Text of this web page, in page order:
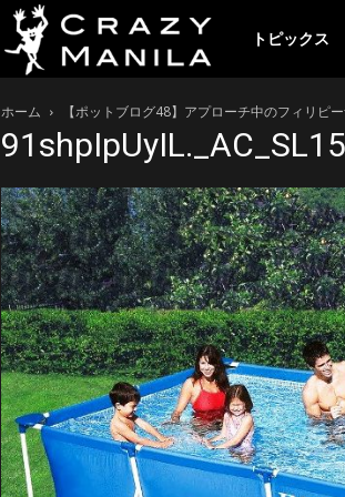
レ
イ
ジ
ー
マ
トピックス
ホーム 【ポットブログ48】アプローチ中のフィリピ